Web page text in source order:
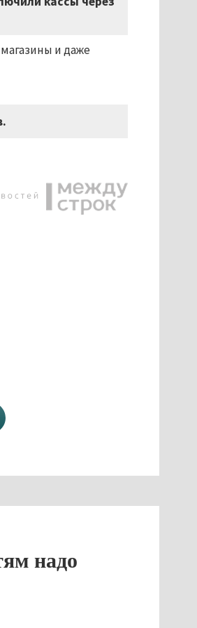
и даже
надо